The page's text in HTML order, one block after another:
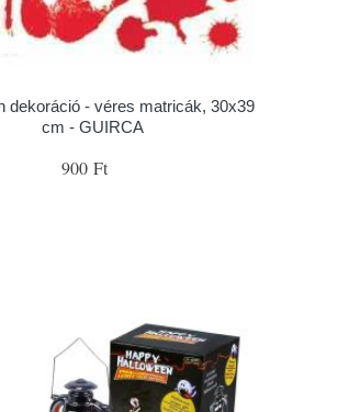
dekoráció - véres matricák, 30x39
cm - GUIRCA
900 Ft